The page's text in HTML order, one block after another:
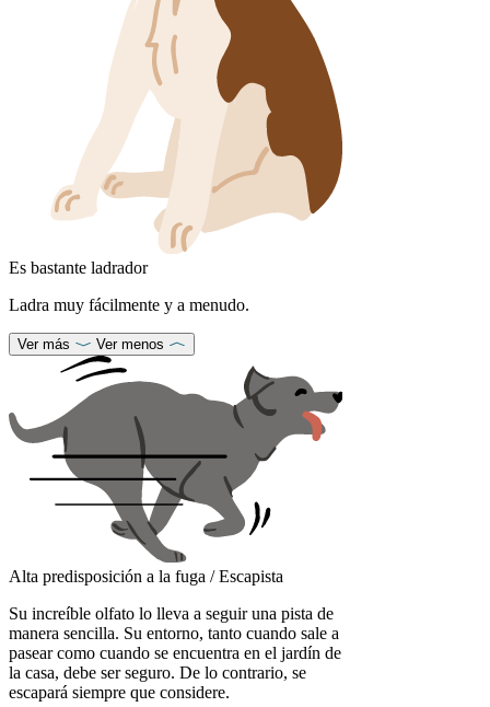
Es bastante ladrador
Ladra muy fácilmente y a menudo.
Ver más Ver menos
Alta predisposición a la fuga / Escapista
Su increíble olfato lo lleva a seguir una pista de
manera sencilla. Su entorno, tanto cuando sale a
pasear como cuando se encuentra en el jardín de
la casa, debe ser seguro. De lo contrario, se
escapará siempre que considere.